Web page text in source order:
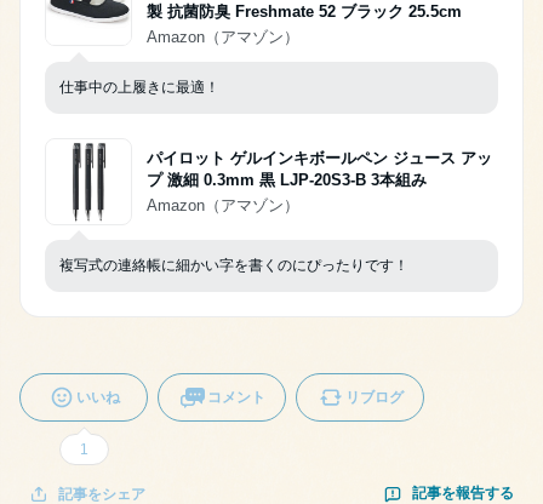
製 抗菌防臭 Freshmate 52 ブラック 25.5cm
Amazon（アマゾン）
仕事中の上履きに最適！
パイロット ゲルインキボールペン ジュース アッ
プ 激細 0.3mm 黒 LJP-20S3-B 3本組み
Amazon（アマゾン）
複写式の連絡帳に細かい字を書くのにぴったりです！
いいね
1
コメント リブログ
記事をシェア 記事を報告する